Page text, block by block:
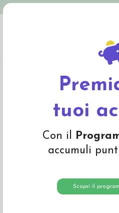
tuoi
Con il
accumuli
Scopri il
bouclé 100gr -col. castano ramato